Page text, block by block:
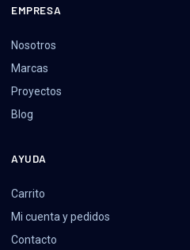
EMPRESA
Nosotros
Marcas
Proyectos
Blog
AYUDA
Carrito
Mi cuenta y pedidos
Contacto